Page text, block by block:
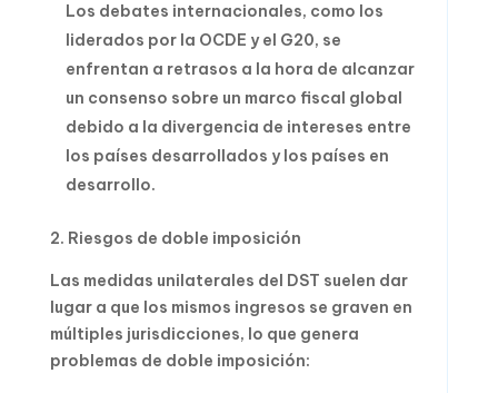
Los debates internacionales, como los
liderados por la OCDE y el G20, se
enfrentan a retrasos a la hora de alcanzar
un consenso sobre un marco fiscal global
debido a la divergencia de intereses entre
los países desarrollados y los países en
desarrollo.
2. Riesgos de doble imposición
Las medidas unilaterales del DST suelen dar
lugar a que los mismos ingresos se graven en
múltiples jurisdicciones, lo que genera
problemas de doble imposición: